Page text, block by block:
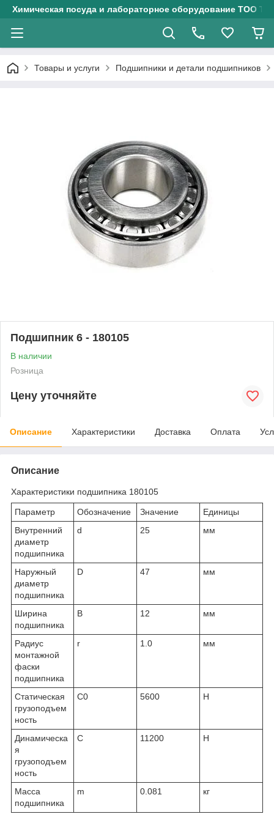
Химическая посуда и лабораторное оборудование ТОО
Товары и услуги Подшипники и детали подшипников
Подшипник 6 - 180105
В наличии
Розница
Цену уточняйте
Описание Характеристики Доставка Оплата
Описание
Характеристики подшипника 180105
Параметр Обозначение Значение
Единицы
Внутренний
диаметр
подшипника
d 25 мм
Наружный
диаметр
подшипника
D 47 мм
Ширина
подшипника
B 12 мм
Радиус
монтажной
фаски
подшипника
r 1.0 мм
Статическая
грузоподъем
ность
C0 5600 Н
Динамическа
я
грузоподъем
ность
C 11200 Н
Масса
подшипника
m 0.081 кг